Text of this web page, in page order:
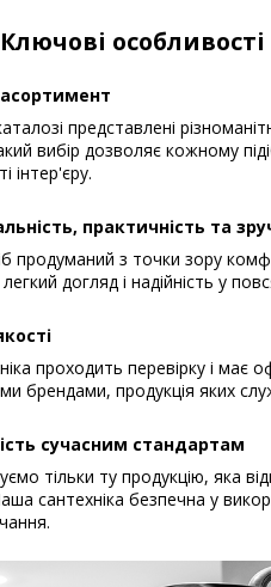
Ключові
представлені
вибір дозволяє кожному
інтер'єру.
практичність та
продуманий з точки зору
догляд і надійність у
проходить перевірку і має
брендами, продукція яких
сучасним стандартам
тільки ту продукцію, яка
сантехніка безпечна у